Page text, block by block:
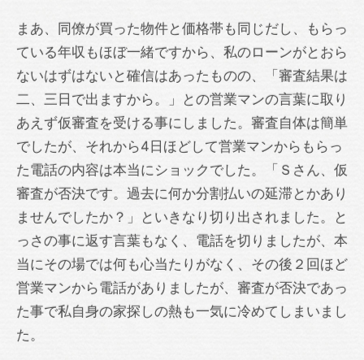
まあ、同僚が買った物件と価格帯も同じだし、もらっ
ている年収もほぼ一緒ですから、私のローンがとおら
ないはずはないと確信はあったものの、「審査結果は
二、三日で出ますから。」との営業マンの言葉に取り
あえず仮審査を受ける事にしました。審査自体は簡単
でしたが、それから4日ほどして営業マンからもらっ
た電話の内容は本当にショックでした。「Ｓさん、仮
審査が否決です。過去に何か分割払いの延滞とかあり
ませんでしたか？」といきなり切り出されました。と
っさの事に返す言葉もなく、電話を切りましたが、本
当にその場では何も心当たりがなく、その後２回ほど
営業マンから電話がありましたが、審査が否決であっ
た事で私自身の家探しの熱も一気に冷めてしまいまし
た。